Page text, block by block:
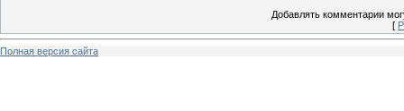
Добавлять комментарии
[
Полная версия сайта